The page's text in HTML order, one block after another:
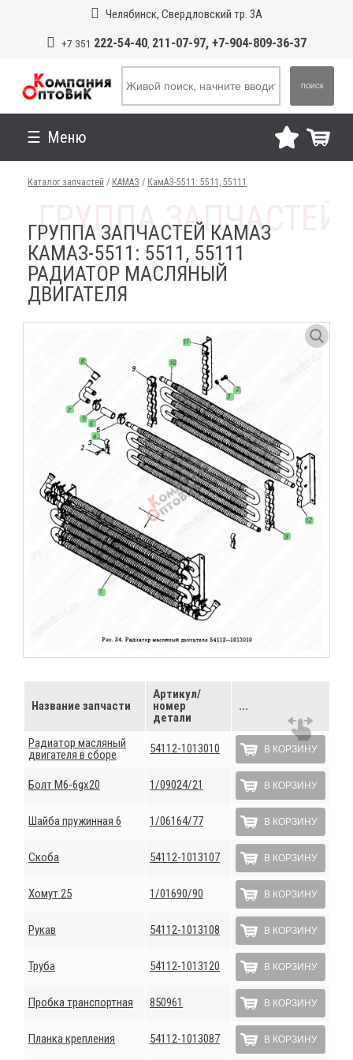
Челябинск, Свердловский тр. 3А
+7 351 222-54-40, 211-07-97, +7-904-809-36-37
ПОИСК
Меню
Каталог запчастей / КАМАЗ / КамАЗ-5511: 5511, 55111
ГРУППА ЗАПЧАСТЕЙ КАМАЗ
КАМАЗ-5511: 5511, 55111
РАДИАТОР МАСЛЯНЫЙ
ДВИГАТЕЛЯ
Название запчасти
Артикул/
номер
детали
...
Радиатор масляный
двигателя в сборе
54112-1013010 В КОРЗИНУ
Болт М6-6gх20 1/09024/21 В КОРЗИНУ
Шайба пружинная 6 1/06164/77 В КОРЗИНУ
Скоба 54112-1013107 В КОРЗИНУ
Хомут 25 1/01690/90 В КОРЗИНУ
Рукав 54112-1013108 В КОРЗИНУ
Труба 54112-1013120 В КОРЗИНУ
Пробка транспортная 850961 В КОРЗИНУ
Планка крепления 54112-1013087 В КОРЗИНУ